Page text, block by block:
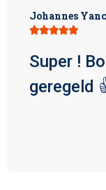
Johannes

Super !
geregeld